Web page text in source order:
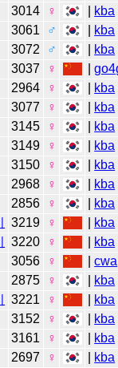
3014 ♀ kba
3061 ♂ kba
3072 ♂ kba
3037 ♀ |
2964 ♀ kba
3077 ♀ kba
3145 ♀ kba
3149 ♀ kba
3150 ♀ kba
2968 ♀ kba
2856 ♀ kba
3219 ♀ kba
3220 ♀ kba
3056 ♀ |cwa
2875 ♀ kba
3221 ♀ kba
3152 ♀ kba
3161 ♀ kba
2697 ♀ kba